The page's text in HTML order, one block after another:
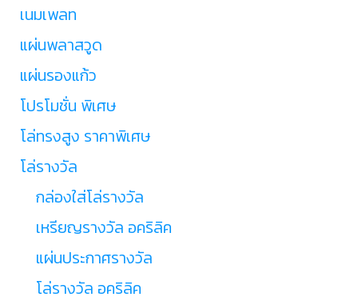
เนมเพลท
แผ่นพลาสวูด
แผ่นรองแก้ว
โปรโมชั่น พิเศษ
โล่ทรงสูง ราคาพิเศษ
โล่รางวัล
กล่องใส่โล่รางวัล
เหรียญรางวัล อคริลิค
แผ่นประกาศรางวัล
โล่รางวัล อคริลิค